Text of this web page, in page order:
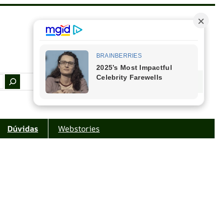
Facebook Instagram
Dúvidas Webstories